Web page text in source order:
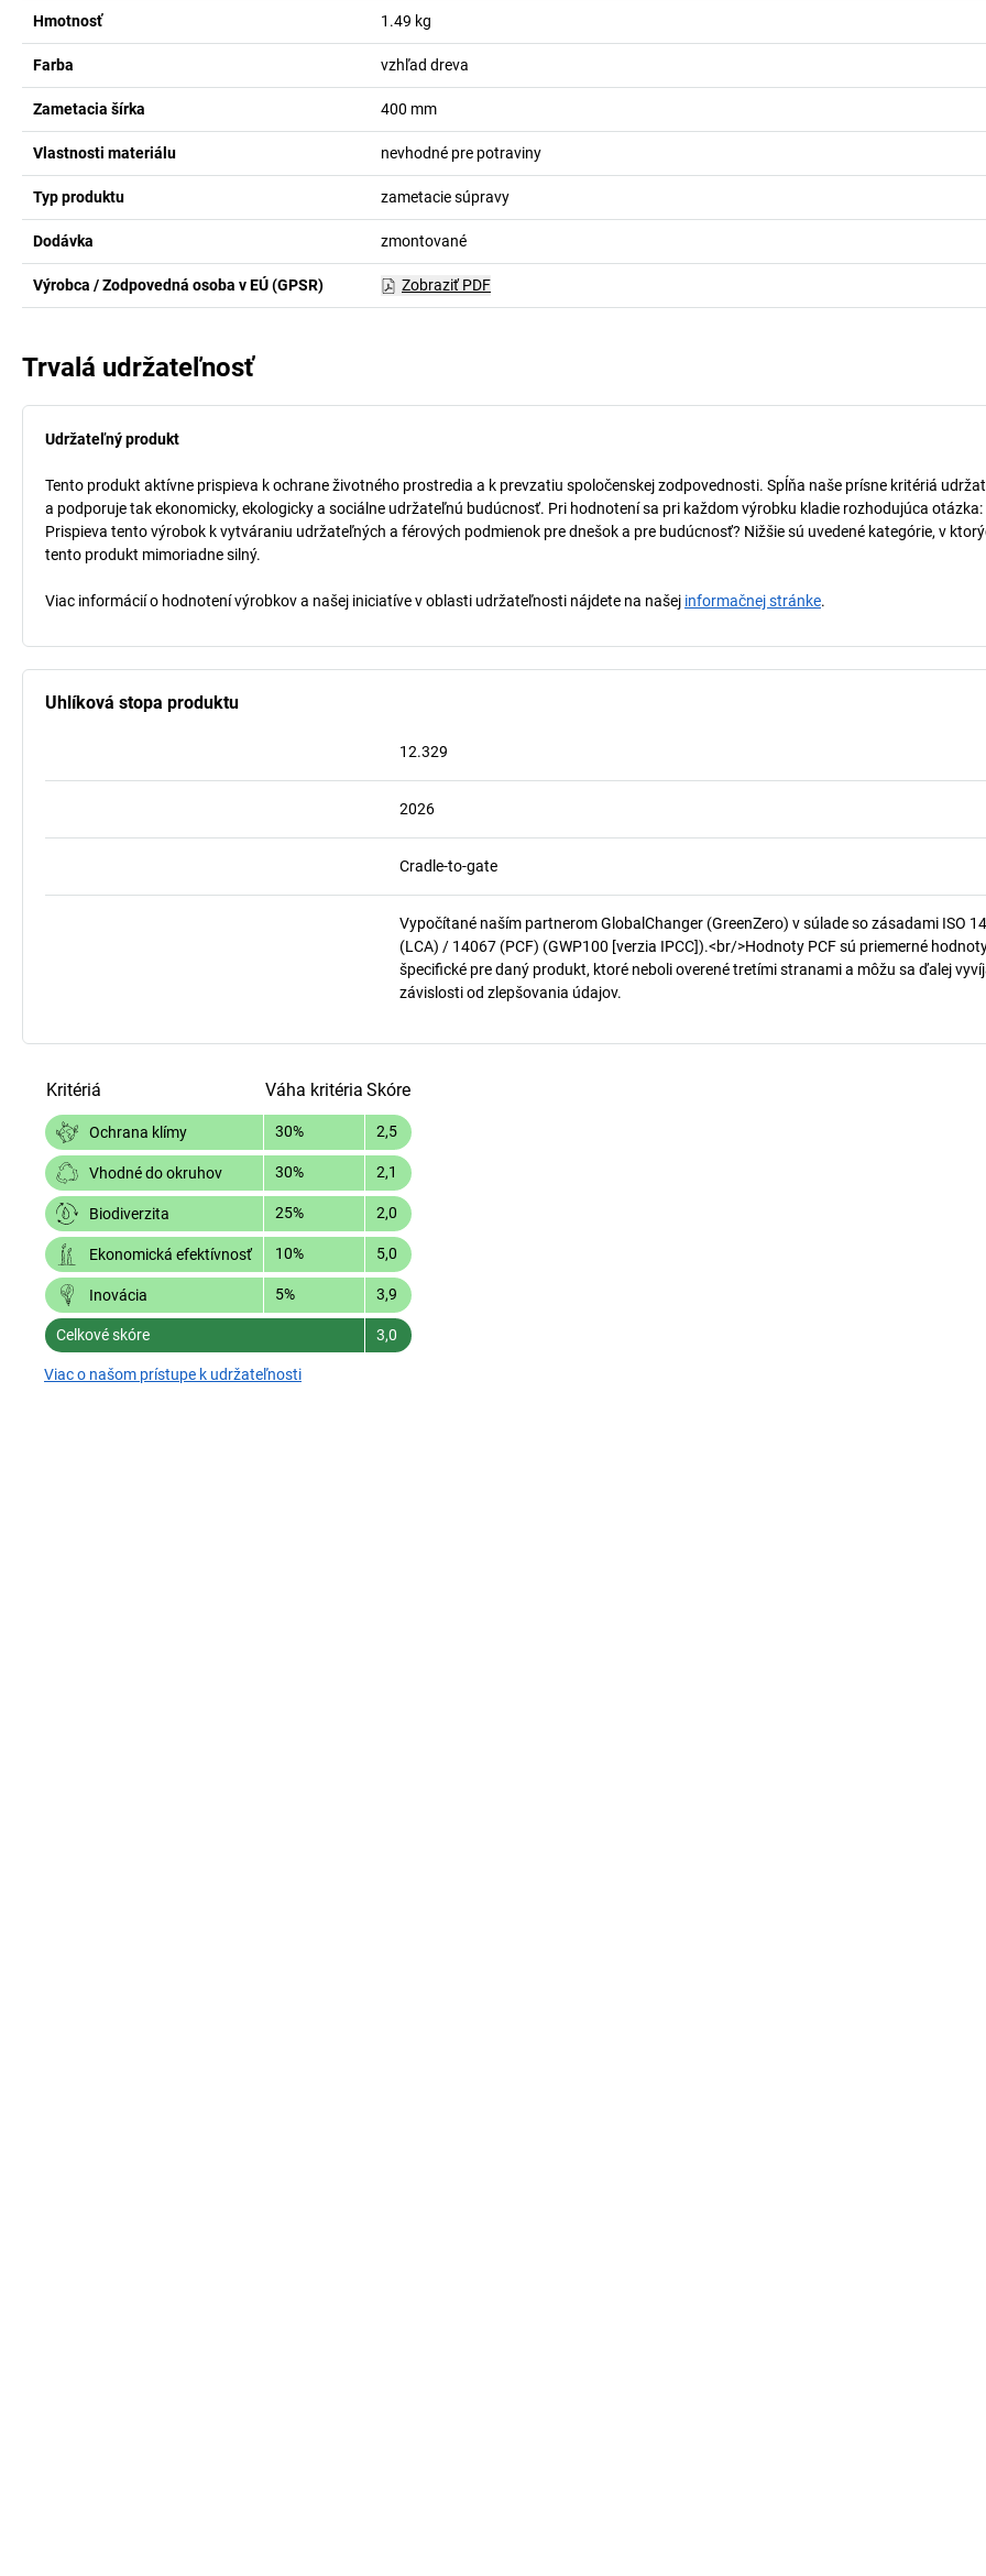
Hmotnosť 1.49 kg
Farba vzhľad dreva
Zametacia šírka 400 mm
Vlastnosti materiálu nevhodné pre potraviny
Typ produktu zametacie súpravy
Dodávka zmontované
Výrobca / Zodpovedná osoba v EÚ (GPSR) Zobraziť PDF
Trvalá udržateľnosť
Udržateľný produkt
Tento produkt aktívne prispieva k ochrane životného prostredia a k prevzatiu spoločenskej zodpovednosti. Spĺňa naše prísne kritériá
a podporuje tak ekonomicky, ekologicky a sociálne udržateľnú budúcnosť. Pri hodnotení sa pri každom výrobku kladie rozhodujúca otázka:
Prispieva tento výrobok k vytváraniu udržateľných a férových podmienok pre dnešok a pre budúcnosť? Nižšie sú uvedené kategórie, v
tento produkt mimoriadne silný.
Viac informácií o hodnotení výrobkov a našej iniciatíve v oblasti udržateľnosti nájdete na našej informačnej stránke.
Uhlíková stopa produktu
12.329
2026
Cradle-to-gate
Vypočítané naším partnerom GlobalChanger (GreenZero) v súlade so zásadami ISO
(LCA) / 14067 (PCF) (GWP100 [verzia IPCC]).<br/>Hodnoty PCF sú priemerné
špecifické pre daný produkt, ktoré neboli overené tretími stranami a môžu sa ďalej
závislosti od zlepšovania údajov.
Kritériá Váha kritéria Skóre
Ochrana klímy 30% 2,5
Vhodné do okruhov 30% 2,1
Biodiverzita 25% 2,0
Ekonomická efektívnosť 10% 5,0
Inovácia 5% 3,9
Celkové skóre 3,0
Viac o našom prístupe k udržateľnosti